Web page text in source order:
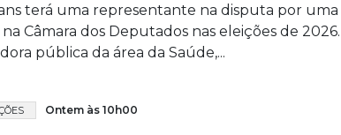
terá uma representante na disputa por uma
Câmara dos Deputados nas eleições de 2026.
pública da área da Saúde,...
Ontem às 10h00